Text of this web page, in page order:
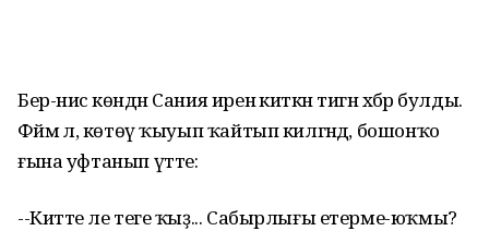
Бер-нисә көндән Сания иренә киткән тигән хәбәр булды.
Фәймә лә, көтөү ҡыуып ҡайтып килгәндә, бошонҡо
ғына уфтанып үтте:
--Китте әле теге ҡыҙ... Сабырлығы етерме-юҡмы?